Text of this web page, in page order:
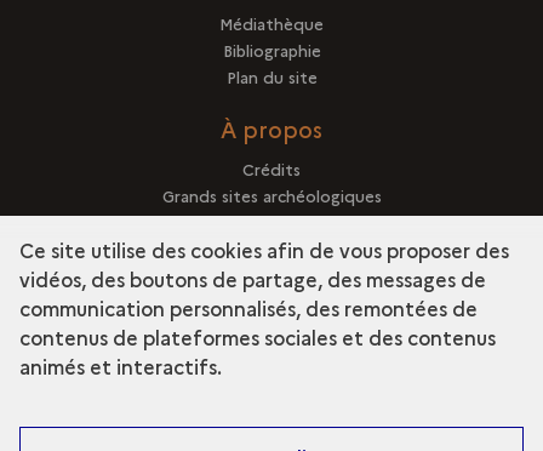
Médiathèque
Bibliographie
Plan du site
À propos
Crédits
Grands sites archéologiques
Mentions légales
Découvrir la collection
Ce site utilise des cookies afin de vous proposer des
vidéos, des boutons de partage, des messages de
communication personnalisés, des remontées de
contenus de plateformes sociales et des contenus
animés et interactifs.